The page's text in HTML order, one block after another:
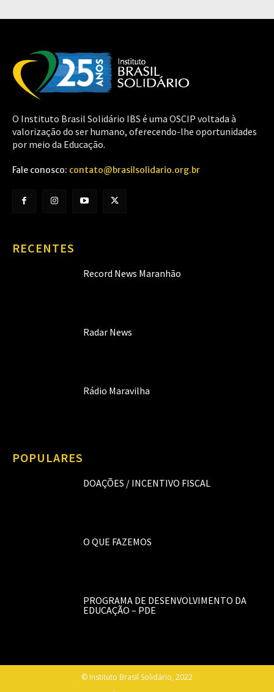
O Instituto Brasil Solidário IBS é uma OSCIP voltada à
valorização do ser humano, oferecendo-lhe oportunidades
por meio da Educação.
Fale conosco: contato@brasilsolidario.org.br
RECENTES
Record News Maranhão
Radar News
Rádio Maravilha
POPULARES
DOAÇÕES / INCENTIVO FISCAL
O QUE FAZEMOS
PROGRAMA DE DESENVOLVIMENTO DA
EDUCAÇÃO – PDE
© Instituto Brasil Solidário, 2022